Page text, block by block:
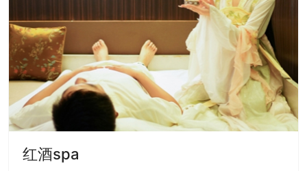
红酒spa